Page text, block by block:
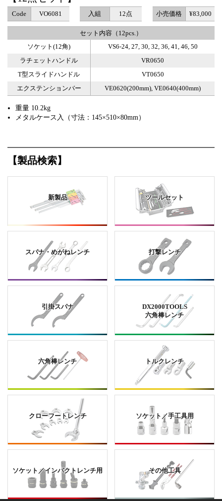
Code VO6081 入組 12点 小売価格 ¥83,000
セット内容（12pcs.）
ソケット(12角)
VS6-24, 27, 30, 32, 36, 41, 46, 50
ラチェットハンドル
VR0650
T型スライドハンドル
VT0650
エクステンションバー
VE0620(200mm), VE0640(400mm)
重量 10.2kg
メタルケース入（寸法：145×510×80mm）
【製品検索】
新製品 ツールセット
スパナ・めがねレンチ 打撃レンチ
引掛スパナ
DX2000TOOLS
六角棒レンチ
六角棒レンチ トルクレンチ
クローフートレンチ ソケット／手工具用
ソケット／インパクトレンチ用 その他工具